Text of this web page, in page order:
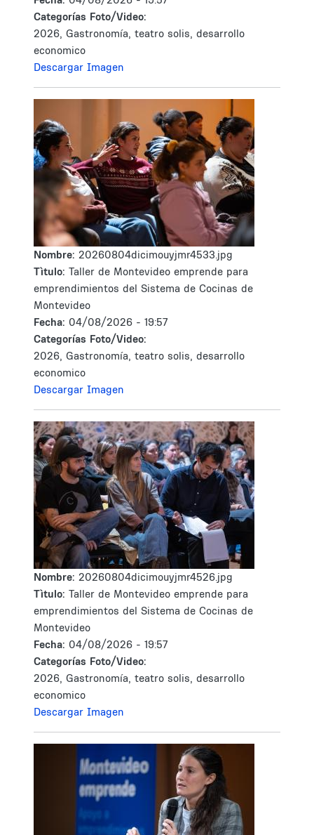
Categorías Foto/Video:
2026, Gastronomía, teatro solis, desarrollo
economico
Descargar Imagen
Nombre: 20260804dicimouyjmr4533.jpg
Tìtulo: Taller de Montevideo emprende para
emprendimientos del Sistema de Cocinas de
Montevideo
Fecha: 04/08/2026 - 19:57
Categorías Foto/Video:
2026, Gastronomía, teatro solis, desarrollo
economico
Descargar Imagen
Nombre: 20260804dicimouyjmr4526.jpg
Tìtulo: Taller de Montevideo emprende para
emprendimientos del Sistema de Cocinas de
Montevideo
Fecha: 04/08/2026 - 19:57
Categorías Foto/Video:
2026, Gastronomía, teatro solis, desarrollo
economico
Descargar Imagen